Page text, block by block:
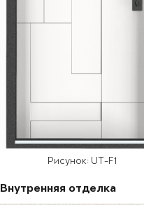
Рисунок: UT-F1
Внутренняя отделка